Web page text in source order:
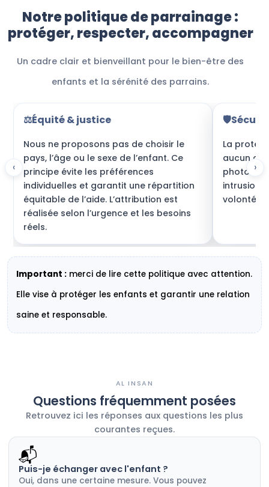
Notre politique de parrainage :
protéger, respecter, accompagner
Un cadre clair et bienveillant pour le bien-être des
enfants et la sérénité des parrains.
‹
⚖️Équité & justice
Nous ne proposons pas de choisir le
pays, l’âge ou le sexe de l’enfant. Ce
principe évite les préférences
individuelles et garantit une répartition
équitable de l’aide. L’attribution est
réalisée selon l’urgence et les besoins
réels.
🛡️
La
aucun
photo
intrusion
volonté et
›
Important : merci de lire cette politique avec attention.
Elle vise à protéger les enfants et garantir une relation
saine et responsable.
AL INSAN
Questions fréquemment posées
Retrouvez ici les réponses aux questions les plus
courantes reçues.
📬
Puis-je échanger avec l'enfant ?
Oui, dans une certaine mesure. Vous pouvez